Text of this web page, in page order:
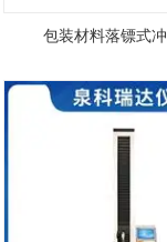
包装材料落镖式